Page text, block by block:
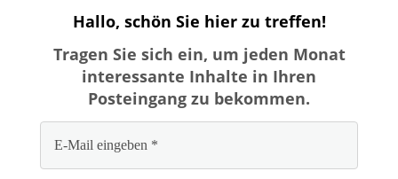
Hallo, schön Sie hier zu treffen!
Tragen Sie sich ein, um jeden Monat
interessante Inhalte in Ihren
Posteingang zu bekommen.